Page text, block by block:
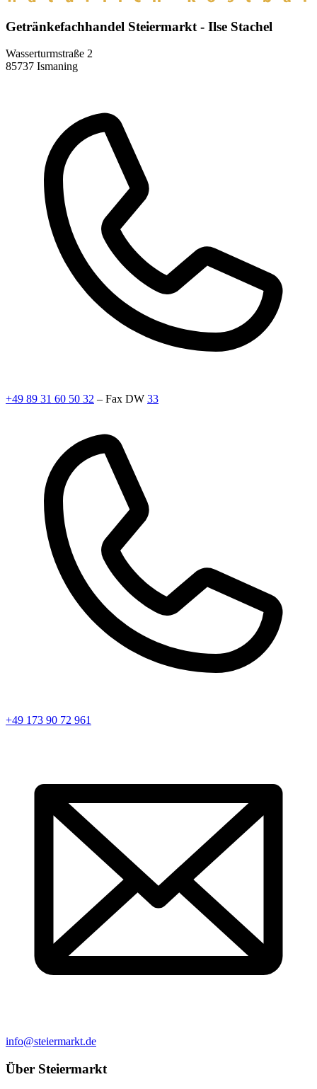
Getränkefachhandel Steiermarkt - Ilse Stachel
Wasserturmstraße 2
85737 Ismaning
+49 89 31 60 50 32 – Fax DW 33
+49 173 90 72 961
info@steiermarkt.de
Über Steiermarkt